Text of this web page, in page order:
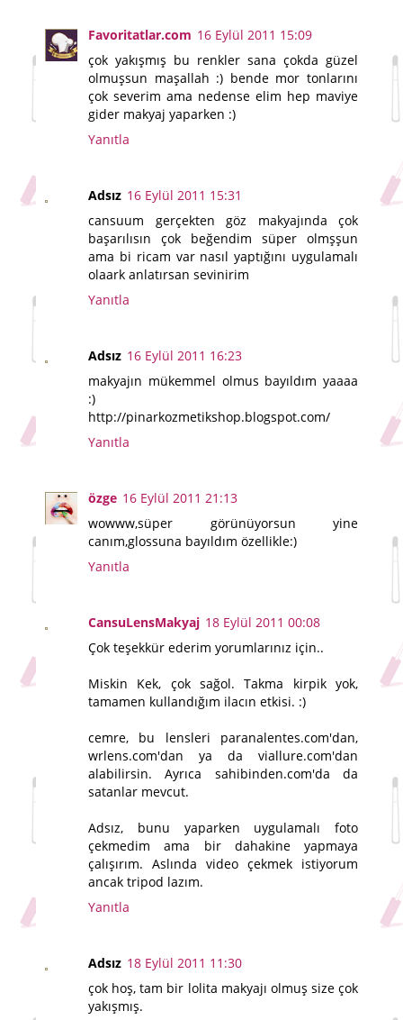
Favoritatlar.com 16 Eylül 2011 15:09
çok yakışmış bu renkler sana çokda güzel
olmuşsun maşallah :) bende mor tonlarını
çok severim ama nedense elim hep maviye
gider makyaj yaparken :)
Yanıtla
Adsız 16 Eylül 2011 15:31
cansuum gerçekten göz makyajında çok
başarılısın çok beğendim süper olmşşun
ama bi ricam var nasıl yaptığını uygulamalı
olaark anlatırsan sevinirim
Yanıtla
Adsız 16 Eylül 2011 16:23
makyajın mükemmel olmus bayıldım yaaaa
:)
http://pinarkozmetikshop.blogspot.com/
Yanıtla
özge 16 Eylül 2011 21:13
wowww,süper görünüyorsun yine
canım,glossuna bayıldım özellikle:)
Yanıtla
CansuLensMakyaj 18 Eylül 2011 00:08
Çok teşekkür ederim yorumlarınız için..
Miskin Kek, çok sağol. Takma kirpik yok,
tamamen kullandığım ilacın etkisi. :)
cemre, bu lensleri paranalentes.com'dan,
wrlens.com'dan ya da viallure.com'dan
alabilirsin. Ayrıca sahibinden.com'da da
satanlar mevcut.
Adsız, bunu yaparken uygulamalı foto
çekmedim ama bir dahakine yapmaya
çalışırım. Aslında video çekmek istiyorum
ancak tripod lazım.
Yanıtla
Adsız 18 Eylül 2011 11:30
çok hoş, tam bir lolita makyajı olmuş size çok
yakışmış.